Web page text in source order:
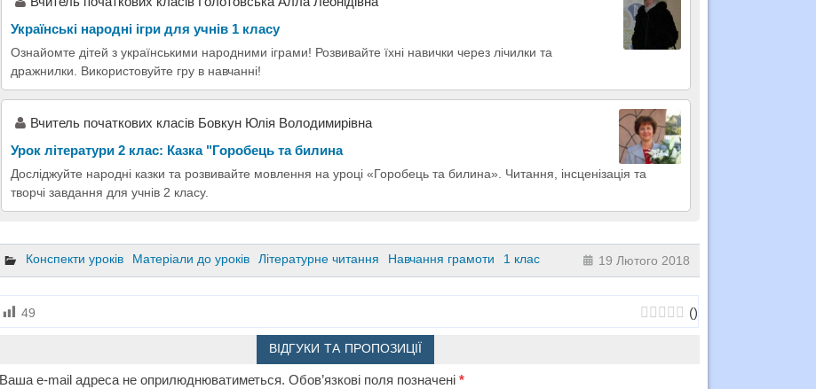
Українські народні ігри для учнів 1 класу
Ознайомте дітей з українськими народними іграми! Розвивайте їхні навички через лічилки та
дражнилки. Використовуйте гру в навчанні!
Вчитель початкових класів Бовкун Юлія Володимирівна
Урок літератури 2 клас: Казка "Горобець та билина
Досліджуйте народні казки та розвивайте мовлення на уроці «Горобець та билина». Читання, інсценізація та
творчі завдання для учнів 2 класу.
Конспекти уроків Матеріали до уроків Літературне читання Навчання грамоти 1 клас 19 Лютого 2018
49 ()
ВІДГУКИ ТА ПРОПОЗИЦІЇ
Ваша e-mail адреса не оприлюднюватиметься. Обов’язкові поля позначені *